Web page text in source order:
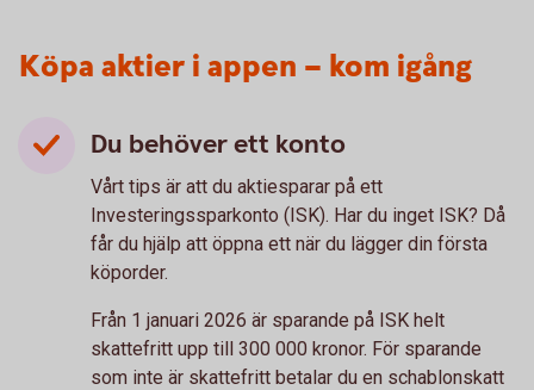
Köpa aktier i appen – kom igång
Du behöver ett konto
Vårt tips är att du aktiesparar på ett
Investeringssparkonto (ISK). Har du inget ISK? Då
får du hjälp att öppna ett när du lägger din första
köporder.
Från 1 januari 2026 är sparande på ISK helt
skattefritt upp till 300 000 kronor. För sparande
som inte är skattefritt betalar du en schablonskatt